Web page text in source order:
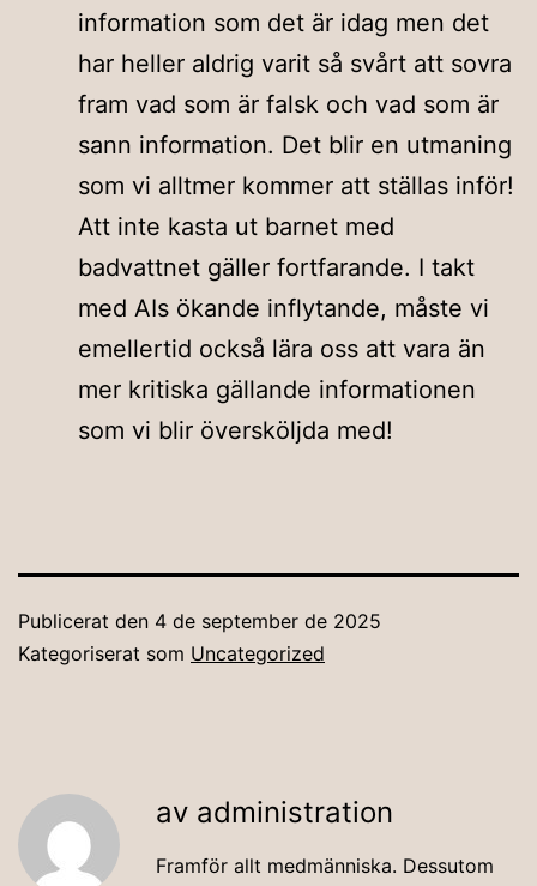
information som det är idag men det
har heller aldrig varit så svårt att sovra
fram vad som är falsk och vad som är
sann information. Det blir en utmaning
som vi alltmer kommer att ställas inför!
Att inte kasta ut barnet med
badvattnet gäller fortfarande. I takt
med AIs ökande inflytande, måste vi
emellertid också lära oss att vara än
mer kritiska gällande informationen
som vi blir översköljda med!
Publicerat den 4 de september de 2025
Kategoriserat som Uncategorized
av administration
Framför allt medmänniska. Dessutom